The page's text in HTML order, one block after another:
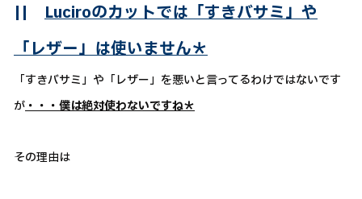
|| Luciroのカットでは「すきバサミ」や
「レザー」は使いません＊
「すきバサミ」や「レザー」を悪いと言ってるわけではないです
が・・・僕は絶対使わないですね＊
その理由は